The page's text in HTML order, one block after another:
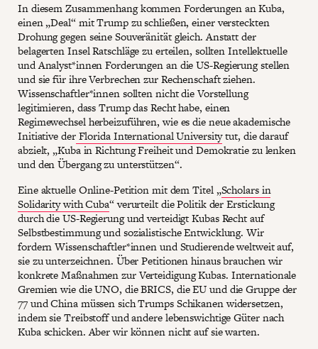
In diesem Zusammenhang kommen Forderungen an Kuba,
einen „Deal“ mit Trump zu schließen, einer versteckten
Drohung gegen seine Souveränität gleich. Anstatt der
belagerten Insel Ratschläge zu erteilen, sollten Intellektuelle
und Analyst*innen Forderungen an die US-Regierung stellen
und sie für ihre Verbrechen zur Rechenschaft ziehen.
Wissenschaftler*innen sollten nicht die Vorstellung
legitimieren, dass Trump das Recht habe, einen
Regimewechsel herbeizuführen, wie es die neue akademische
Initiative derFlorida International Universitytut, die darauf
abzielt, „Kuba in Richtung Freiheit und Demokratie zu lenken
und den Übergang zu unterstützen“.
Eine aktuelle Online-Petition mit dem Titel „Scholars in
Solidarity with Cuba“ verurteilt die Politik der Erstickung
durch die US-Regierung und verteidigt Kubas Recht auf
Selbstbestimmung und sozialistische Entwicklung. Wir
fordern Wissenschaftler*innen und Studierende weltweit auf,
sie zu unterzeichnen. Über Petitionen hinaus brauchen wir
konkrete Maßnahmen zur Verteidigung Kubas. Internationale
Gremien wie die UNO, die BRICS, die EU und die Gruppe der
77 und China müssen sich Trumps Schikanen widersetzen,
indem sie Treibstoff und andere lebenswichtige Güter nach
Kuba schicken. Aber wir können nicht auf sie warten.